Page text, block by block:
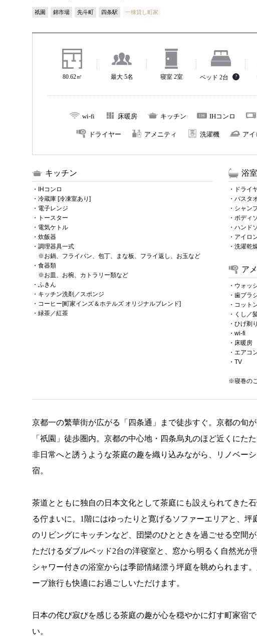
祇園 錦市場 先斗町 四条駅 一棟貸し町家
80.62㎡ 最大 5名 寝室 2室 ベッド 2台 ?
wi-fi 床暖房 キッチン IHコンロ
ドライヤー アメニティ 洗濯機 ア
キッチン
・IHコンロ
・冷蔵庫 [冷凍室あり]
・電子レンジ
・トースター
・電気ケトル
・炊飯器
・調理器具一式
※お鍋、フライパン、包丁、まな板、フライ返し、お玉など
・食器類
※お皿、お椀、カトラリー類など
・ふきん
・キッチン洗剤／スポンジ
・コーヒー[町家インズ＆ホテルズ オリジナルブレンド]
・緑茶／紅茶
浴室
・ドライ
・バスタ
・シャン
・ボディ
・ハンド
・アイロ
・洗濯乾
ア
・ウォッ
・歯ブラ
・コット
・くし／
・ひげ剃
・wi-fi
・床暖房
・エアコ
・TV
※寝巻の
京都一の繁華街が広がる「四条通」まで徒歩すぐ。京都の旬
「祇園」徒歩圏内。京都の中心地・四条烏丸のほど近くにた
非日常へと誘うような茶庭の趣を織り込みながら、リノベー
宿。
茶道とともに独自の日本文化として茶庭にも設えられてきた
る佇まいに。1階にはゆったりと寛げるソファーエリアと、
のリビングにキッチンなど、団欒のひとときを過ごせる空間
ただけるダブルベッド2台の洋寝室と、窓から明るく自然光
シャワー付きの浴室からは季節情緒漂う坪庭を眺められます
ープ旅行も快適にお過ごしいただけます。
日本の侘び寂びを感じる茶庭の趣が心を穏やかに灯す町家宿
い。